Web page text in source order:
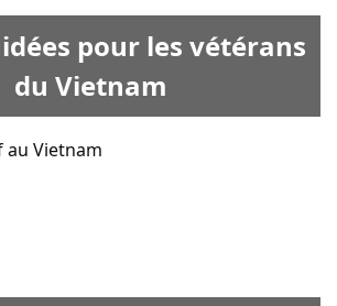
pour les vétérans
du Vietnam